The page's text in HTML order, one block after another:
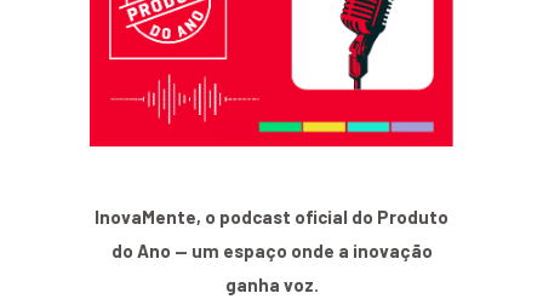
InovaMente, o podcast oficial do Produto
do Ano — um espaço onde a inovação
ganha voz.